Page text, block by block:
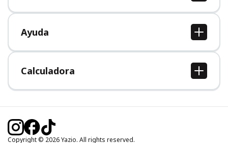
Todos los alimentos
Ayuda
Centro de ayuda
Calculadora
Calcular IMC
Calcular peso ideal
Calcular calorías quemadas
Copyright © 2026 Yazio. All rights reserved.